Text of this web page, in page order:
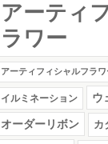
アーティ
ラワー
アーティフィシャルフラ
イルミネーション ウ
オーダーリボン カ